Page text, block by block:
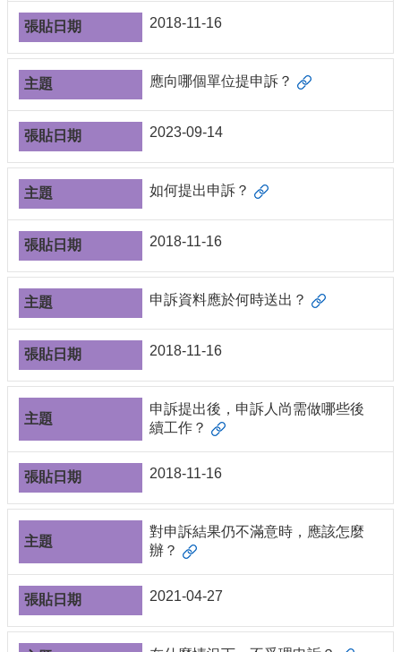
訊
English
網
站
導
覽
常
見
答
關
於
書
室
服
務
團
法
規
彙
編
政
議
校
務
會
2018-11-16
應向哪個單位提申訴？
2023-09-14
如何提出申訴？
2018-11-16
申訴資料應於何時送出？
2018-11-16
申訴提出後，申訴人尚需做哪些後
續工作？
2018-11-16
對申訴結果仍不滿意時，應該怎麼
辦？
2021-04-27